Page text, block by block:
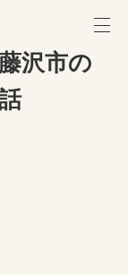
沢市の